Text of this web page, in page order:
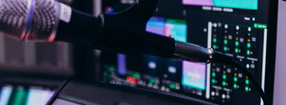
VIJESTI PROGRAM